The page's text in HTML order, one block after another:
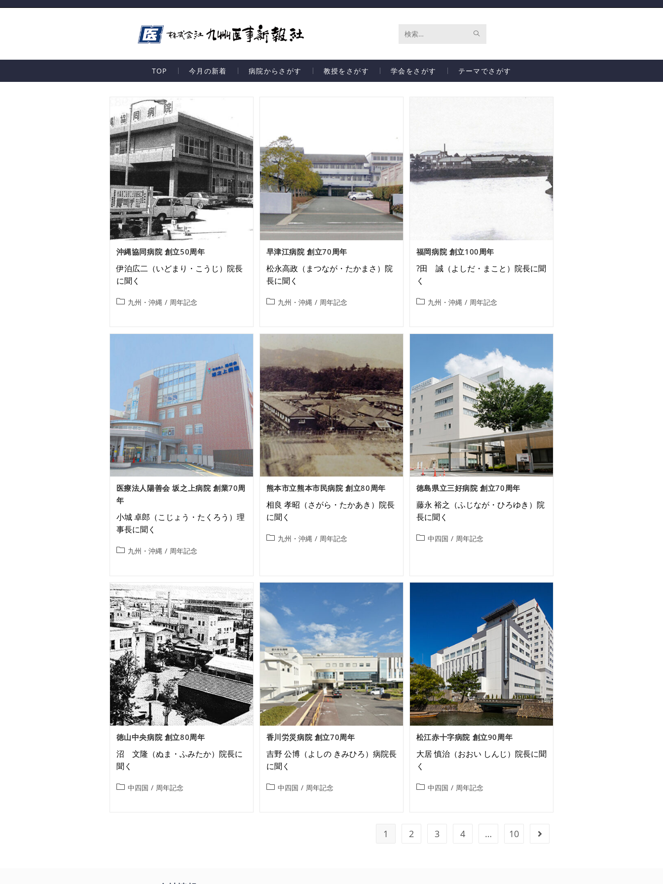
サ
ト
TOP 今月の新着 病院からさがす 教授をさがす 学会をさがす テーマでさがす
沖縄協同病院 創立50周年
伊泊広二（いどまり・こうじ）院長
に聞く
九州・沖縄 / 周年記念
早津江病院 創立70周年
松永高政（まつなが・たかまさ）院
長に聞く
九州・沖縄 / 周年記念
福岡病院 創立100周年
?田 誠（よしだ・まこと）院長に聞
く
九州・沖縄 / 周年記念
医療法人陽善会 坂之上病院 創業70周
年
小城 卓郎（こじょう・たくろう）理
事長に聞く
九州・沖縄 / 周年記念
熊本市立熊本市民病院 創立80周年
相良 孝昭（さがら・たかあき）院長
に聞く
九州・沖縄 / 周年記念
徳島県立三好病院 創立70周年
藤永 裕之（ふじなが・ひろゆき）院
長に聞く
中四国 / 周年記念
徳山中央病院 創立80周年
沼 文隆（ぬま・ふみたか）院長に
聞く
中四国 / 周年記念
香川労災病院 創立70周年
吉野 公博（よしの きみひろ）病院長
に聞く
中四国 / 周年記念
松江赤十字病院 創立90周年
大居 慎治（おおい しんじ）院長に聞
く
中四国 / 周年記念
1 2 3 4 … 10